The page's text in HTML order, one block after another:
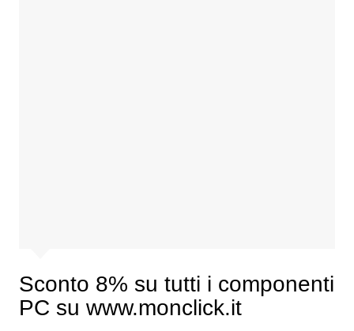
Sconto 8% su tutti i componenti
PC su www.monclick.it